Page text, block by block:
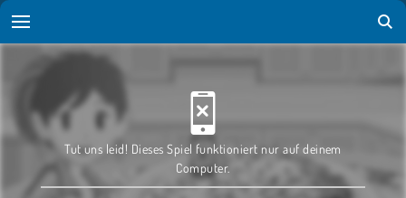
Tut uns leid! Dieses Spiel funktioniert nur auf deinem
Computer.